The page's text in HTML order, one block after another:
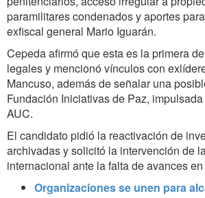
paramilitares condenados y aportes
exfiscal general Mario Iguarán.
Cepeda afirmó que esta es la primera
legales y mencionó vínculos con
Mancuso, además de señalar una
Fundación Iniciativas de Paz,
AUC.
El candidato pidió la reactivación de
archivadas y solicitó la intervención de
internacional ante la falta de avances
Organizaciones se unen para